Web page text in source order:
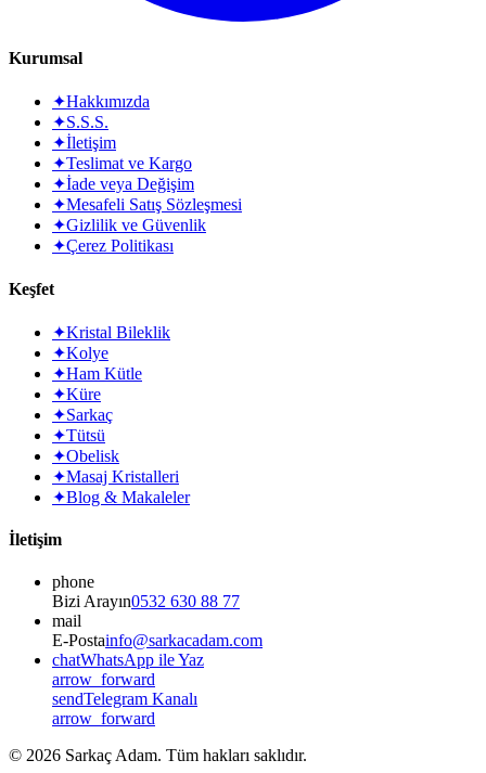
Kurumsal
✦Hakkımızda
✦S.S.S.
✦İletişim
✦Teslimat ve Kargo
✦İade veya Değişim
✦Mesafeli Satış Sözleşmesi
✦Gizlilik ve Güvenlik
✦Çerez Politikası
Keşfet
✦Kristal Bileklik
✦Kolye
✦Ham Kütle
✦Küre
✦Sarkaç
✦Tütsü
✦Obelisk
✦Masaj Kristalleri
✦Blog & Makaleler
İletişim
phone
Bizi Arayın0532 630 88 77
mail
E-Postainfo@sarkacadam.com
chatWhatsApp ile Yaz
arrow_forward
sendTelegram Kanalı
arrow_forward
© 2026 Sarkaç Adam. Tüm hakları saklıdır.